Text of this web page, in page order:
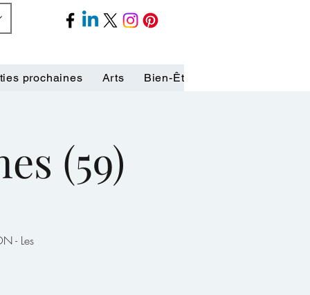
prochaines Arts Bien-Être
(59)
- Les